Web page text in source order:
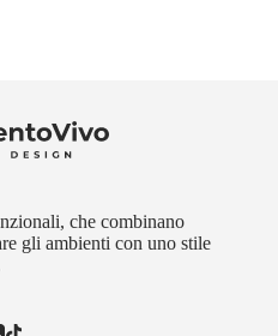
che combinano
gli ambienti con uno stile